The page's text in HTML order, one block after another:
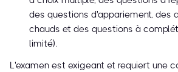
des questions d'appariement, des
chauds et des questions à
limité).
L'examen est exigeant et requiert une